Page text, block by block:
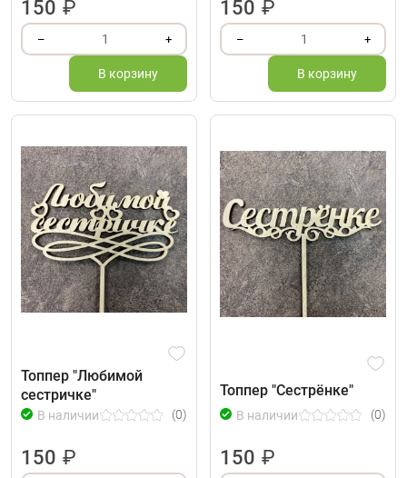
150 ₽
– 1 +
В корзину
150 ₽
– 1 +
В корзину
Топпер "Любимой
сестричке"
В наличии (0)
150 ₽
Топпер "Сестрёнке"
В наличии (0)
150 ₽